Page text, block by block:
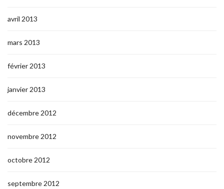
avril 2013
mars 2013
février 2013
janvier 2013
décembre 2012
novembre 2012
octobre 2012
septembre 2012